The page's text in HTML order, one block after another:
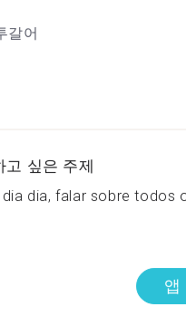
갈어
고 싶은 주제
dia, falar sobre todos
앱